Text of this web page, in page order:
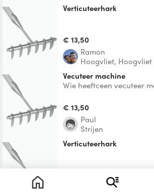
verticuteerhark
€ 13,50
Ramon
Hoogvliet, Hoogvliet
Vecuteer machine
Wie heeftceen vecuteer
€ 13,50
Paul
Strijen
Verticuteerhark